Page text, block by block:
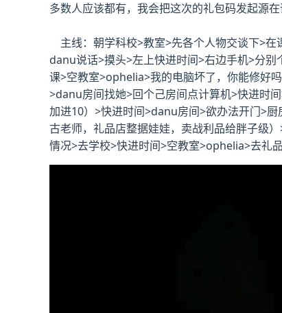
多数人应该都有，我会把这次的礼包码发起源
主线：朝学科校>教室>先各个人物交谈下>在
danu说话>摸头>左上快进时间>右边手机>分
课>空教室>ophelia>我的电脑坏了，你能修好
>danu房间找她>回个己房间点计算机>快进时
加进10）>快进时间>danu房间>欲办法开门>
古老师，礼品店整据娃娃，卖战利品给胖子级
情况>去学校>快进时间>空教室>ophelia>去礼